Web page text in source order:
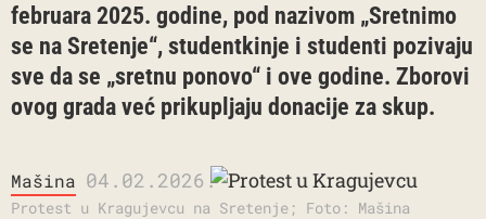
februara 2025. godine, pod nazivom „Sretnimo
se na Sretenje“, studentkinje i studenti pozivaju
sve da se „sretnu ponovo“ i ove godine. Zborovi
ovog grada već prikupljaju donacije za skup.
Mašina 04.02.2026.
Protest u Kragujevcu na Sretenje; Foto: Mašina